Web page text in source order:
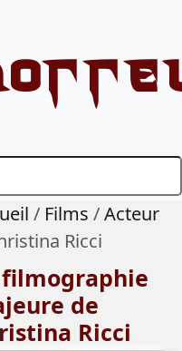
Films
Acteur
Ricci
filmographie
de
Ricci